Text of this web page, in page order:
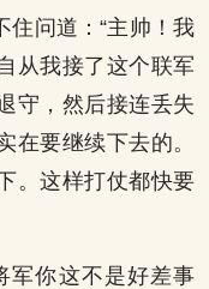
住问道：“主帅！我
从我接了这个联军
守，然后接连丢失
在要继续下去的。
。这样打仗都快要
军你这不是好差事